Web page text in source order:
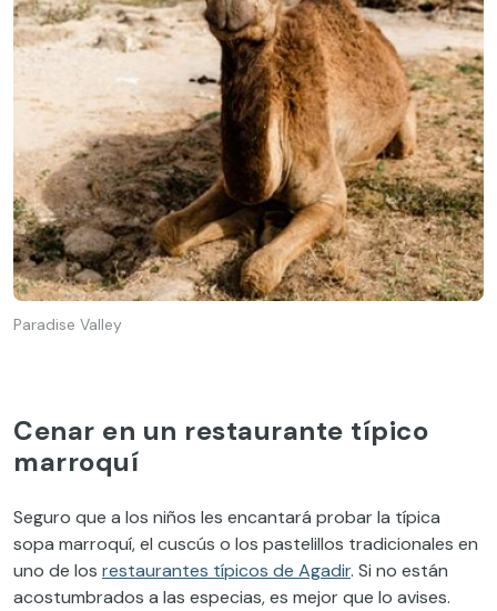
Paradise Valley
Cenar en un restaurante típico
marroquí
Seguro que a los niños les encantará probar la típica
sopa marroquí, el cuscús o los pastelillos tradicionales en
uno de los restaurantes típicos de Agadir. Si no están
acostumbrados a las especias, es mejor que lo avises.